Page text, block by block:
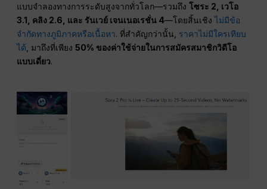
แบบจำลองทางการระดับสูงจากทั่วโลก—รวมถึงโซระ 2, เวโอ
3.1, คลิง 2.6, และ รันเวย์ เจนเนอเรชั่น 4—โดยสิ้นเชิงไม่มีข้อ
จำกัดทางภูมิภาคหรือเนื้อหา. ที่สำคัญกว่านั้น, ราคาไม่มีใครเทียบ
ได้ , มาถึงที่เพียง50% ของค่าใช้จ่ายในการสมัครสมาชิกวิดีโอ
แบบเดี่ยว.